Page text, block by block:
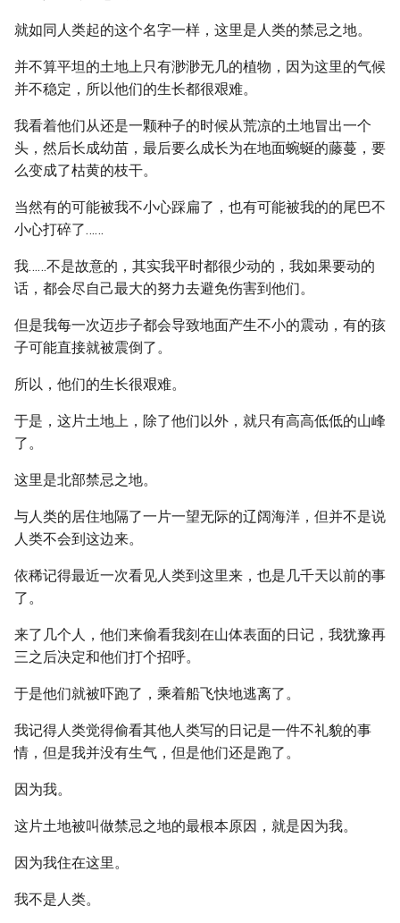
就如同人类起的这个名字一样，这里是人类的禁忌之地。
并不算平坦的土地上只有渺渺无几的植物，因为这里的气候
并不稳定，所以他们的生长都很艰难。
我看着他们从还是一颗种子的时候从荒凉的土地冒出一个
头，然后长成幼苗，最后要么成长为在地面蜿蜒的藤蔓，要
么变成了枯黄的枝干。
当然有的可能被我不小心踩扁了，也有可能被我的的尾巴不
小心打碎了……
我……不是故意的，其实我平时都很少动的，我如果要动的
话，都会尽自己最大的努力去避免伤害到他们。
但是我每一次迈步子都会导致地面产生不小的震动，有的孩
子可能直接就被震倒了。
所以，他们的生长很艰难。
于是，这片土地上，除了他们以外，就只有高高低低的山峰
了。
这里是北部禁忌之地。
与人类的居住地隔了一片一望无际的辽阔海洋，但并不是说
人类不会到这边来。
依稀记得最近一次看见人类到这里来，也是几千天以前的事
了。
来了几个人，他们来偷看我刻在山体表面的日记，我犹豫再
三之后决定和他们打个招呼。
于是他们就被吓跑了，乘着船飞快地逃离了。
我记得人类觉得偷看其他人类写的日记是一件不礼貌的事
情，但是我并没有生气，但是他们还是跑了。
因为我。
这片土地被叫做禁忌之地的最根本原因，就是因为我。
因为我住在这里。
我不是人类。